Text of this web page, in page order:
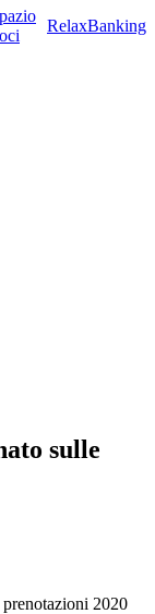
RelaxBanking
sulle
2020